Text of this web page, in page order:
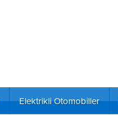
Elektrikli Otomobiller